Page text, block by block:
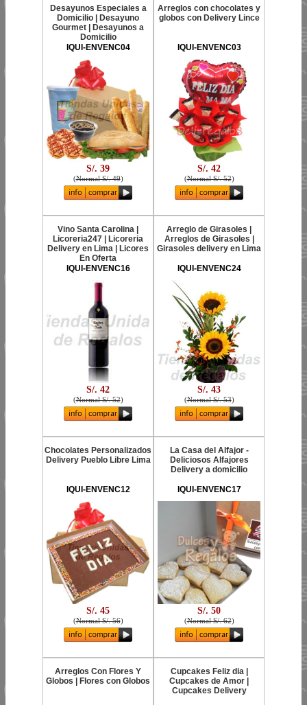
Desayunos Especiales a
Domicilio | Desayuno
Gourmet | Desayunos a
Domicilio
IQUI-ENVENC04
S/. 39
(Normal S/. 49)
Arreglos con chocolates y
globos con Delivery Lince
IQUI-ENVENC03
S/. 42
(Normal S/. 52)
Vino Santa Carolina |
Licoreria247 | Licoreria
Delivery en Lima | Licores
En Oferta
IQUI-ENVENC16
S/. 42
(Normal S/. 52)
Arreglo de Girasoles |
Arreglos de Girasoles |
Girasoles delivery en Lima
IQUI-ENVENC24
S/. 43
(Normal S/. 53)
Chocolates Personalizados
Delivery Pueblo Libre Lima
IQUI-ENVENC12
S/. 45
(Normal S/. 56)
La Casa del Alfajor -
Deliciosos Alfajores
Delivery a domicilio
IQUI-ENVENC17
S/. 50
(Normal S/. 62)
Arreglos Con Flores Y
Globos | Flores con Globos
Cupcakes Feliz dia |
Cupcakes de Amor |
Cupcakes Delivery